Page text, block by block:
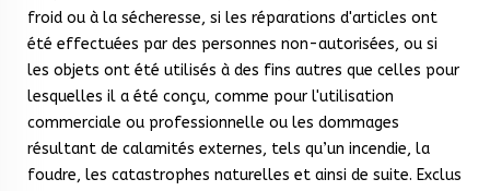
froid ou à la sécheresse, si les réparations d'articles ont
été effectuées par des personnes non-autorisées, ou si
les objets ont été utilisés à des fins autres que celles pour
lesquelles il a été conçu, comme pour l'utilisation
commerciale ou professionnelle ou les dommages
résultant de calamités externes, tels qu’un incendie, la
foudre, les catastrophes naturelles et ainsi de suite. Exclus